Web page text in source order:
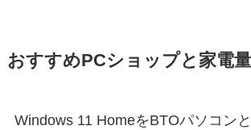
おすすめPCショップと家電
Windows 11 HomeをBTOパソコン